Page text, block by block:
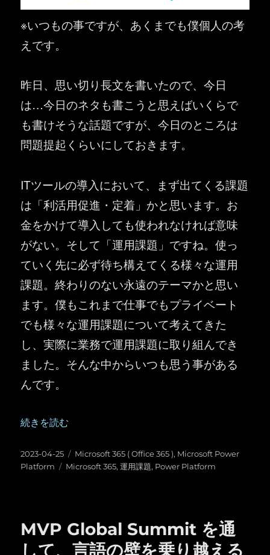
※いつもの事ですが、あくまでも僕個人の考
えです。
昨日、思い切り長文を書いたので、今日
は…今日のネタも書こうと思えばいくらで
も書けそうな話題ですが、今日のところは
問題提起くらいにしておきます。
ITツールの導入において、まず出てくる課題
は「利活用促進・定着」かと思います。お
金をかけて導入しても使われなければ意味
がない。そして「運用課題」ですね。使っ
ていく先に必ず待ち構えてくる様々な運用
課題。終わりのない永遠のテーマかと思い
ます。僕もこれまで仕事でもプライベート
でも様々な運用課題について考えてきた
し、実際に業務で運用課題に取り組んでき
ました。そんな中からいつも思う事がある
んです。
“Microsoft 365 や Power Platform の運用課題について思う
続きを読む
投
稿
2023-04-25
カ
テ
Microsoft 365 ( Office 365 ), Microsoft Power
Platform
タ
Microsoft 365,運用課題, Power Platform
MVP Global Summit を通
して、言語の壁を乗り越える